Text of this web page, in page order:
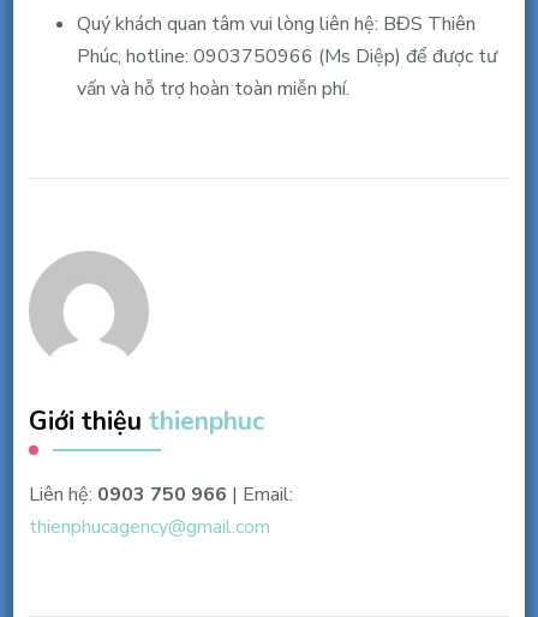
thuế
Quý khách quan tâm vui lòng liên hệ: BĐS Thiên
Phúc, hotline: 0903750966 (Ms Diệp) để được tư
vấn và hỗ trợ hoàn toàn miễn phí.
Giới thiệu thienphuc
Liên hệ: 0903 750 966 | Email:
thienphucagency@gmail.com